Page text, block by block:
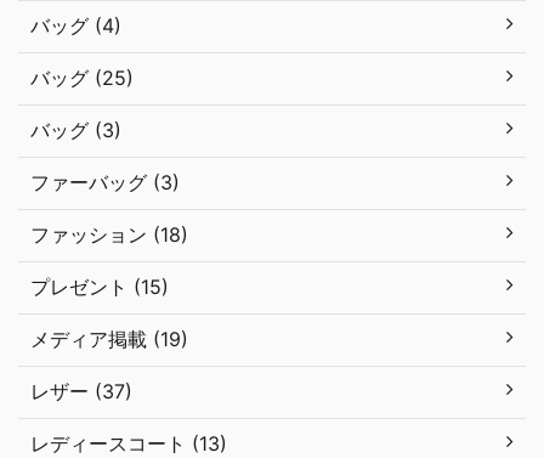
バッグ (4)
バッグ (25)
バッグ (3)
ファーバッグ (3)
ファッション (18)
プレゼント (15)
メディア掲載 (19)
レザー (37)
レディースコート (13)